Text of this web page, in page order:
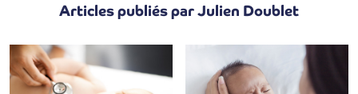
Articles publiés par Julien Doublet